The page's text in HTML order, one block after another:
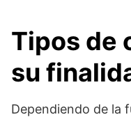
Tipos de
su
Dependiendo de la